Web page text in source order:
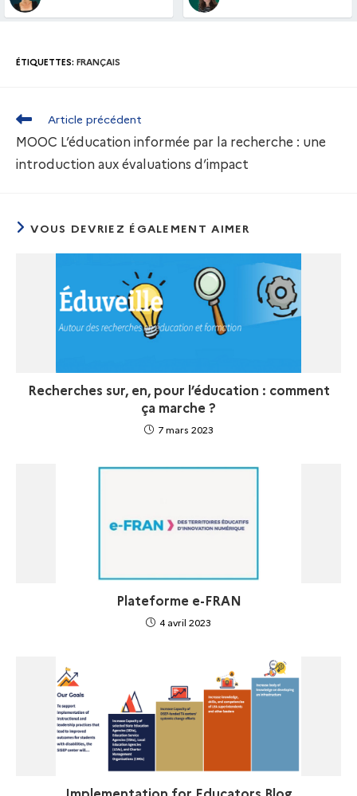
ÉTIQUETTES: FRANÇAIS
Article précédent
MOOC L’éducation informée par la recherche : une
introduction aux évaluations d’impact
VOUS DEVRIEZ ÉGALEMENT AIMER
Recherches sur, en, pour l’éducation : comment
ça marche ?
7 mars 2023
Plateforme e-FRAN
4 avril 2023